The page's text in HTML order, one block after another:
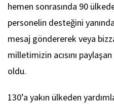
hemen sonrasında 90
personelin desteğini
mesaj göndererek veya
milletimizin acısını
oldu.
130’a yakın ülkeden